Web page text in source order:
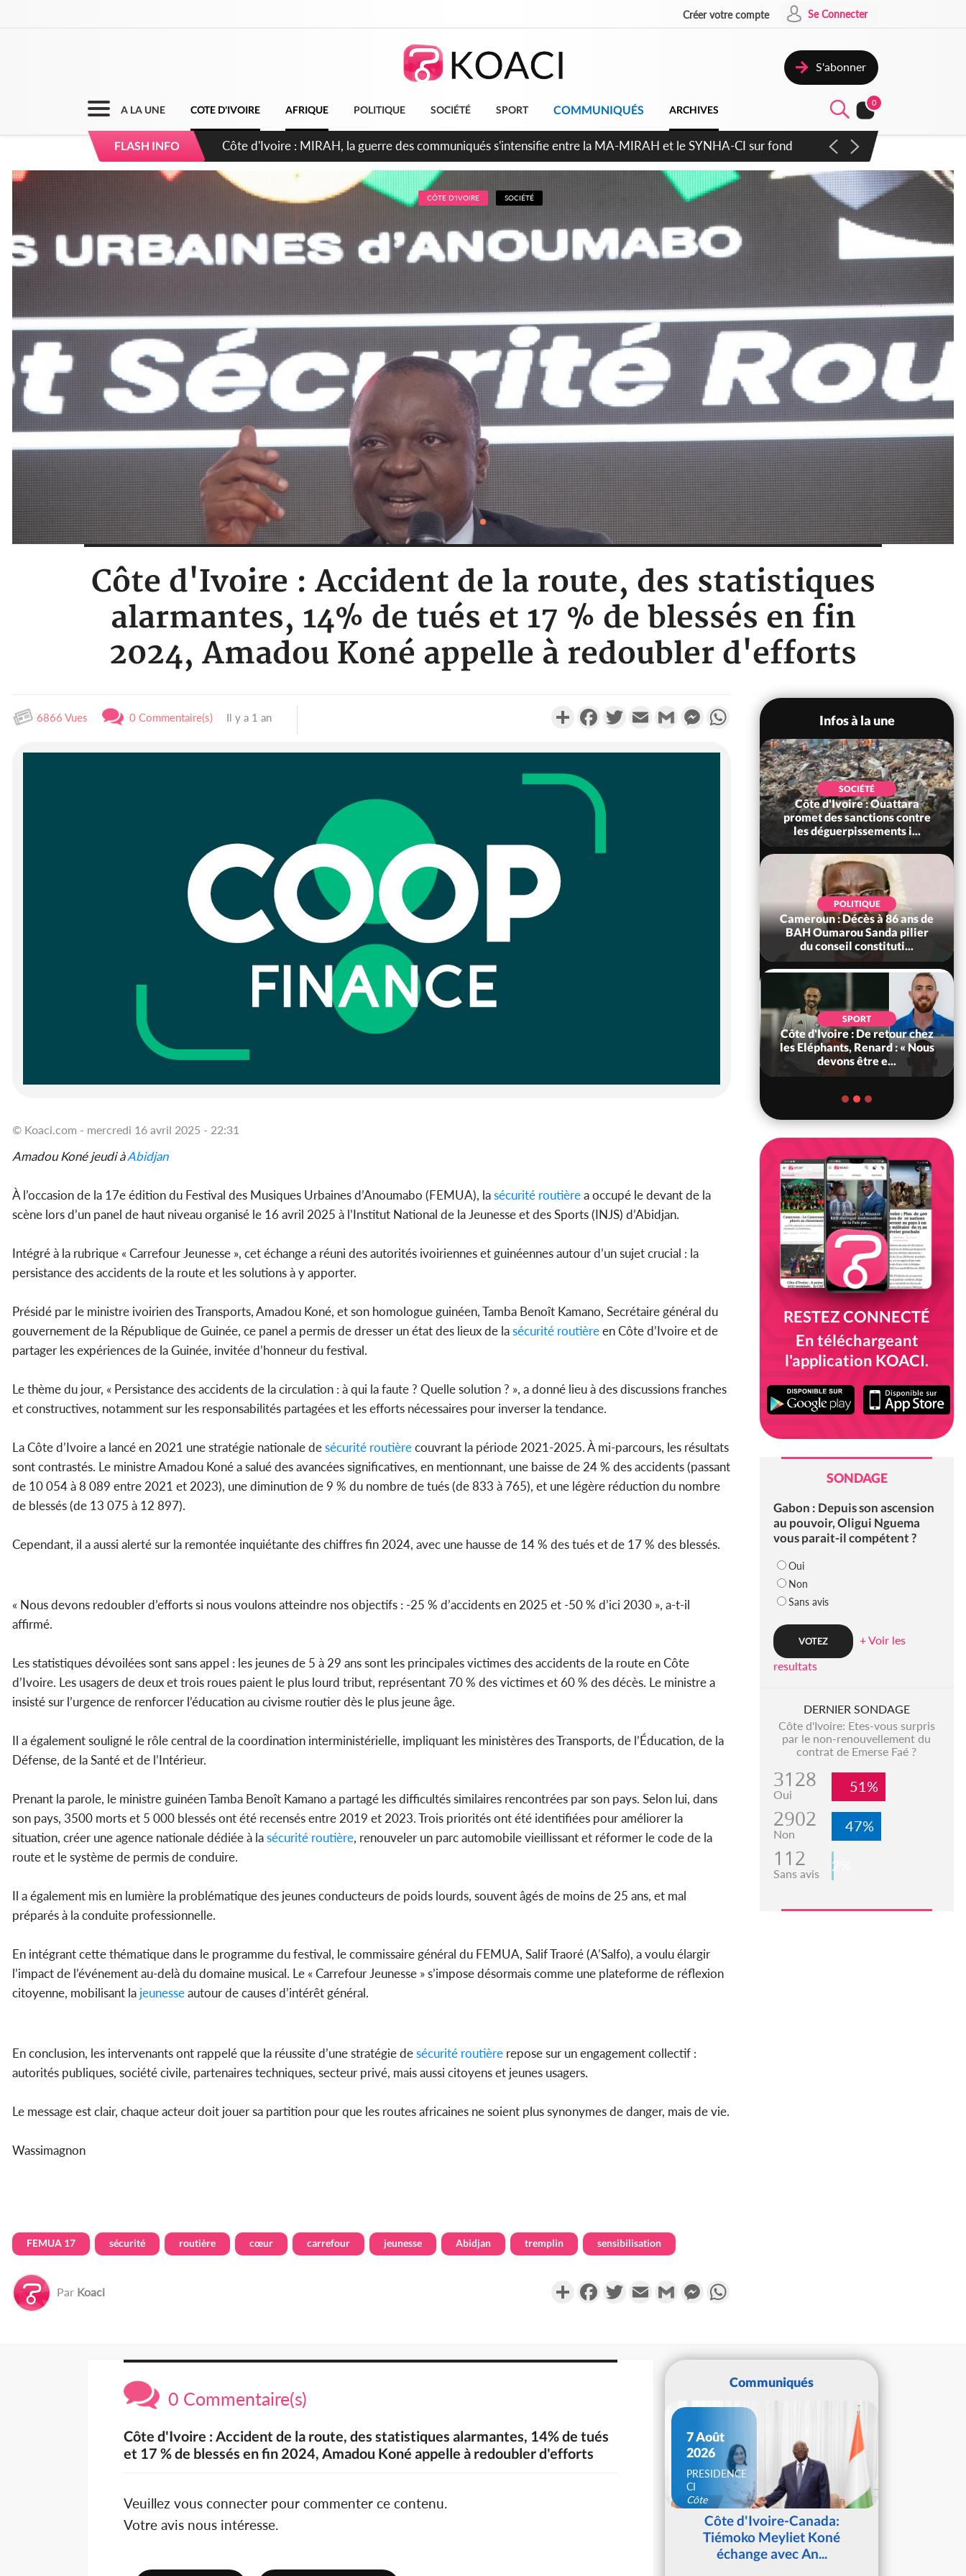
Créer votre compte Se Connecter
S'abonner
A LA UNE COTE D'IVOIRE AFRIQUE POLITIQUE SOCIÉTÉ SPORT COMMUNIQUÉS ARCHIVES
0
FLASH INFO Côte d'Ivoire : Indépendance 2026, Thiam plaide pour un environnement démocratique plus apaisé
CÔTE D'IVOIRE SOCIÉTÉ
Côte d'Ivoire : Accident de la route, des statistiques
alarmantes, 14% de tués et 17 % de blessés en fin
2024, Amadou Koné appelle à redoubler d'efforts
6866 Vues 0 Commentaire(s) Il y a 1 an PartagerFacebookTwitterEmail Gmail MessengerWhatsApp
© Koaci.com - mercredi 16 avril 2025 - 22:31
Amadou Koné jeudi àAbidjan
À l’occasion de la 17e édition du Festival des Musiques Urbaines d’Anoumabo (FEMUA), lasécurité routièrea occupé le devant de la
scène lors d’un panel de haut niveau organisé le 16 avril 2025 à l’Institut National de la Jeunesse et des Sports (INJS) d’Abidjan.
Intégré à la rubrique « Carrefour Jeunesse », cet échange a réuni des autorités ivoiriennes et guinéennes autour d’un sujet crucial : la
persistance des accidents de la route et les solutions à y apporter.
Présidé par le ministre ivoirien des Transports, Amadou Koné, et son homologue guinéen, Tamba Benoît Kamano, Secrétaire général du
gouvernement de la République de Guinée, ce panel a permis de dresser un état des lieux de lasécurité routièreen Côte d’Ivoire et de
partager les expériences de la Guinée, invitée d’honneur du festival.
Le thème du jour, « Persistance des accidents de la circulation : à qui la faute ? Quelle solution ? », a donné lieu à des discussions franches
et constructives, notamment sur les responsabilités partagées et les efforts nécessaires pour inverser la tendance.
La Côte d’Ivoire a lancé en 2021 une stratégie nationale desécurité routièrecouvrant la période 2021-2025. À mi-parcours, les résultats
sont contrastés. Le ministre Amadou Koné a salué des avancées significatives, en mentionnant, une baisse de 24 % des accidents (passant
de 10 054 à 8 089 entre 2021 et 2023), une diminution de 9 % du nombre de tués (de 833 à 765), et une légère réduction du nombre
de blessés (de 13 075 à 12 897).
Cependant, il a aussi alerté sur la remontée inquiétante des chiffres fin 2024, avec une hausse de 14 % des tués et de 17 % des blessés.
« Nous devons redoubler d’efforts si nous voulons atteindre nos objectifs : -25 % d’accidents en 2025 et -50 % d’ici 2030 », a-t-il
affirmé.
Les statistiques dévoilées sont sans appel : les jeunes de 5 à 29 ans sont les principales victimes des accidents de la route en Côte
d’Ivoire. Les usagers de deux et trois roues paient le plus lourd tribut, représentant 70 % des victimes et 60 % des décès. Le ministre a
insisté sur l’urgence de renforcer l’éducation au civisme routier dès le plus jeune âge.
Il a également souligné le rôle central de la coordination interministérielle, impliquant les ministères des Transports, de l’Éducation, de la
Défense, de la Santé et de l’Intérieur.
Prenant la parole, le ministre guinéen Tamba Benoît Kamano a partagé les difficultés similaires rencontrées par son pays. Selon lui, dans
son pays, 3500 morts et 5 000 blessés ont été recensés entre 2019 et 2023. Trois priorités ont été identifiées pour améliorer la
situation, créer une agence nationale dédiée à lasécurité routière, renouveler un parc automobile vieillissant et réformer le code de la
route et le système de permis de conduire.
Il a également mis en lumière la problématique des jeunes conducteurs de poids lourds, souvent âgés de moins de 25 ans, et mal
préparés à la conduite professionnelle.
En intégrant cette thématique dans le programme du festival, le commissaire général du FEMUA, Salif Traoré (A’Salfo), a voulu élargir
l’impact de l’événement au-delà du domaine musical. Le « Carrefour Jeunesse » s’impose désormais comme une plateforme de réflexion
citoyenne, mobilisant la jeunesseautour de causes d’intérêt général.
En conclusion, les intervenants ont rappelé que la réussite d’une stratégie desécurité routière repose sur un engagement collectif :
autorités publiques, société civile, partenaires techniques, secteur privé, mais aussi citoyens et jeunes usagers.
Le message est clair, chaque acteur doit jouer sa partition pour que les routes africaines ne soient plus synonymes de danger, mais de vie.
Wassimagnon
FEMUA 17 sécurité routière cœur carrefour jeunesse Abidjan tremplin sensibilisation
Par Koaci PartagerFacebookTwitterEmail Gmail Messenger
Infos à la une
Côte d'Ivoire : Après le pari
réussi du 66e anniversaire,
SOCIÉTÉ
Côte d'Ivoire : Ouattara
promet des sanctions contre
les déguerpissements i...
POLITIQUE
Cameroun : Décès à 86 ans de
BAH Oumarou Sanda pilier
du conseil constituti...
SPORT
Côte d'Ivoire : De retour chez
les Eléphants, Renard : « Nous
devons être e...
RESTEZ CONNECTÉ
En téléchargeant
l'application KOACI.
SONDAGE
Gabon : Depuis son ascension
au pouvoir, Oligui Nguema
vous parait-il compétent ?
Oui
Non
Sans avis
+ Voir les
resultats
DERNIER SONDAGE
Côte d'Ivoire: Etes-vous surpris
par le non-renouvellement du
contrat de Emerse Faé ?
3128
Oui 51%
2902
Non 47%
112
Sans avis 2%
0 Commentaire(s)
Côte d'Ivoire : Accident de la route, des statistiques alarmantes, 14% de tués
et 17 % de blessés en fin 2024, Amadou Koné appelle à redoubler d'efforts
Veuillez vous connecter pour commenter ce contenu.
Votre avis nous intéresse.
Communiqués
7 Août
2026
PRESIDENCE
CI
Côte
d'IvoireCôte d'Ivoire-Canada:
Tiémoko Meyliet Koné
échange avec An...